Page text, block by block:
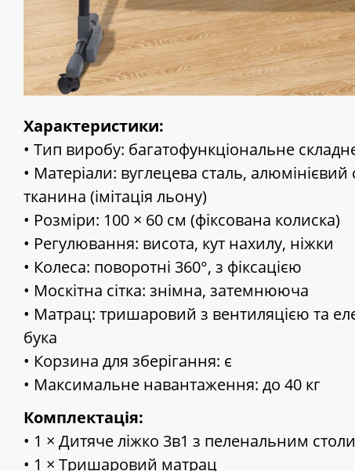
Характеристики:
• Тип виробу: багатофункціональне
• Матеріали: вуглецева сталь, алюмінієвий
тканина (імітація льону)
• Розміри: 100 × 60 см (фіксована колиска)
• Регулювання: висота, кут нахилу, ніжки
• Колеса: поворотні 360°, з фіксацією
• Москітна сітка: знімна, затемнююча
• Матрац: тришаровий з вентиляцією та
бука
• Корзина для зберігання: є
• Максимальне навантаження: до 40 кг
Комплектація:
• 1 × Дитяче ліжко 3в1 з пеленальним
• 1 × Тришаровий матрац